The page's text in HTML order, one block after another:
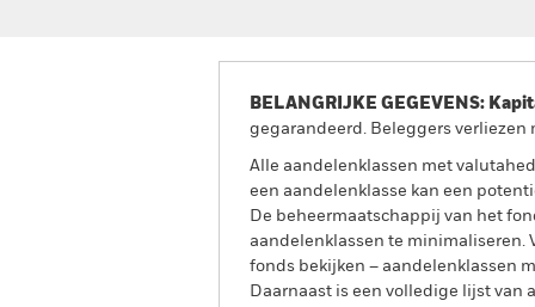
BELANGRIJKE GEGEVENS:
gegarandeerd. Beleggers
Alle aandelenklassen met
een aandelenklasse kan een
De beheermaatschappij van het
aandelenklassen te minimaliseren.
fonds bekijken – aandelenklassen
Daarnaast is een volledige lijst